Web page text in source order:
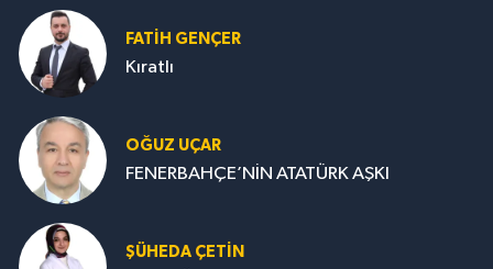
FATIH GENÇER
Kıratlı
OĞUZ UÇAR
FENERBAHÇE’NİN ATATÜRK AŞKI
ŞÜHEDA ÇETİN